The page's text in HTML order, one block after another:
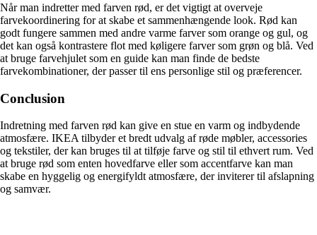
Når man indretter med farven rød, er det vigtigt at overveje
farvekoordinering for at skabe et sammenhængende look. Rød kan
godt fungere sammen med andre varme farver som orange og gul, og
det kan også kontrastere flot med køligere farver som grøn og blå. Ved
at bruge farvehjulet som en guide kan man finde de bedste
farvekombinationer, der passer til ens personlige stil og præferencer.
Conclusion
Indretning med farven rød kan give en stue en varm og indbydende
atmosfære. IKEA tilbyder et bredt udvalg af røde møbler, accessories
og tekstiler, der kan bruges til at tilføje farve og stil til ethvert rum. Ved
at bruge rød som enten hovedfarve eller som accentfarve kan man
skabe en hyggelig og energifyldt atmosfære, der inviterer til afslapning
og samvær.